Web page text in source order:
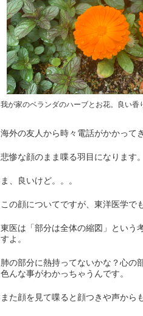
我が家のベランダのハーブとお花。良い香
海外の友人から時々電話がかかって
悲惨な顔のまま喋る羽目になります。
ま、良いけど。。。
この顔についてですが、東洋医学で
東医は「部分は全体の縮図」という
すよ。
肺の部分に熱持ってないかな？心の
色んな事がわかっちゃうんです。
また顔を見て喋ると顔つきや声から